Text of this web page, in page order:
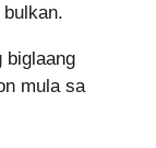
biglaang
mula sa